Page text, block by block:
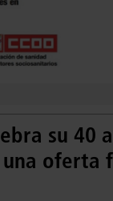
su
oferta